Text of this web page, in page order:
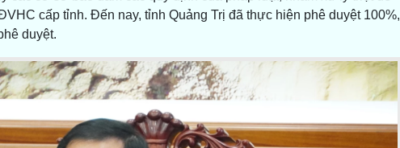
cấp tỉnh. Đến nay, tỉnh Quảng Trị đã thực hiện phê duyệt 100%,
duyệt.